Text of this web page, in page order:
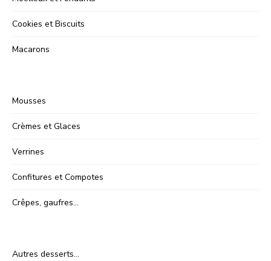
Cookies et Biscuits
Macarons
Mousses
Crèmes et Glaces
Verrines
Confitures et Compotes
Crêpes, gaufres…
Autres desserts…